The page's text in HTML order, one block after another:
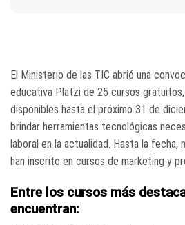
El Ministerio de las TIC abrió una
educativa Platzi de 25 cursos
disponibles hasta el próximo 31 de
brindar herramientas tecnológicas
laboral en la actualidad. Hasta la fecha,
han inscrito en cursos de marketing y
Entre los cursos más
encuentran: